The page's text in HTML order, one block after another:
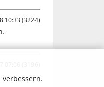
10:33 (3224)